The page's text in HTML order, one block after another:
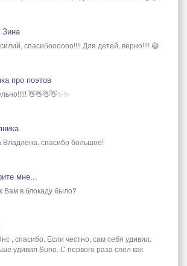
Зина
спасибоооооо!!!! Для детей, верно!!!! 😃
про поэтов
👋👋👋👋✨✨
Владлена, спасибо большое!
мне...
Вам в блокаду было?
, спасибо. Если честно, сам себя удивил.
удивил Suno. С первого раза спел как